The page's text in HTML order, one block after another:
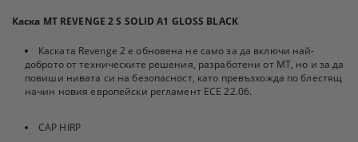
Каска MT REVENGE 2 S SOLID A1 GLOSS BLACK
Каската Revenge 2 е обновена не само за да включи най-
доброто от техническите решения, разработени от MT, но и за да
повиши нивата си на безопасност, като превъзхожда по блестящ
начин новия европейски регламент ECE 22.06.
CAP HIRP